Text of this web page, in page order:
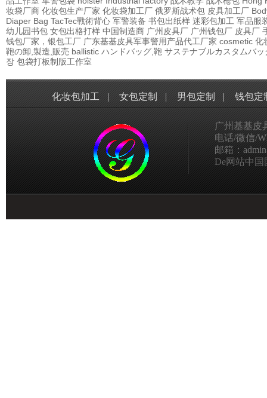
妆袋厂商 化妆包生产厂家 化妆袋加工厂 俄罗斯战术包 皮具加工厂
Diaper Bag TacTec戰術背心 军警装备 书包出纸样 迷彩包加工 军品服
幼儿园书包 女包出格打样 中国制造商 广州皮具厂 广州钱包厂 皮具厂
钱包厂家，银包工厂 广东基基皮具军事警用产品代工厂家 cosmetic 化
鞄の卸,製造,販売 ballistic ハンドバッグ,鞄 サステナブルカスタムバッ
장 包袋打板制版工作室
化妆包加工 | 女包定制 | 男包定制 | 钱包定
广州基基皮
电话/微信/
邮箱：
De网站中国